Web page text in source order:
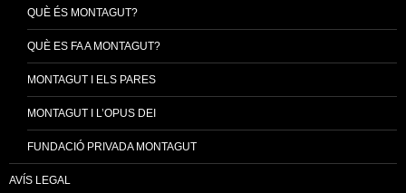
QUÈ ÉS MONTAGUT?
QUÈ ES FA A MONTAGUT?
MONTAGUT I ELS PARES
MONTAGUT I L’OPUS DEI
FUNDACIÓ PRIVADA MONTAGUT
AVÍS LEGAL